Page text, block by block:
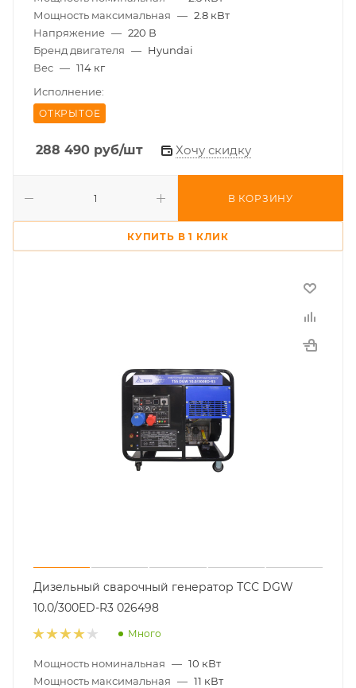
Мощность максимальная — 2.8 кВт
Напряжение — 220 В
Бренд двигателя — Hyundai
Вес — 114 кг
Исполнение:
ОТКРЫТОЕ
288 490 руб/шт Хочу скидку
В КОРЗИНУ
КУПИТЬ В 1 КЛИК
Дизельный сварочный генератор ТСС DGW
10.0/300ED-R3 026498
Много
Мощность номинальная — 10 кВт
Мощность максимальная — 11 кВт